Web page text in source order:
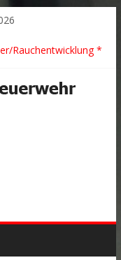
Rauchentwicklung *
Aufzug *
Hingstheide